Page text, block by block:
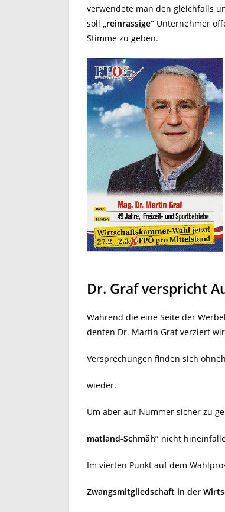
verwendete man den gleichfalls
soll „reinrassige“ Unternehmer
Stimme zu geben.
Dr. Graf verspricht
Während die eine Seite der
denten Dr. Martin Graf verziert
Versprechungen finden sich
wieder.
Um aber auf Nummer sicher zu
matland-Schmäh“ nicht
Im vierten Punkt auf dem
Zwangsmitgliedschaft in der